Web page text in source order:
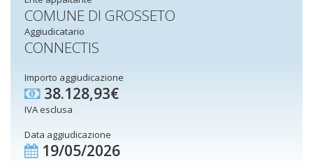
COMUNE DI GROSSETO
Aggiudicatario
CONNECTIS
Importo aggiudicazione
38.128,93€
IVA esclusa
Data aggiudicazione
19/05/2026